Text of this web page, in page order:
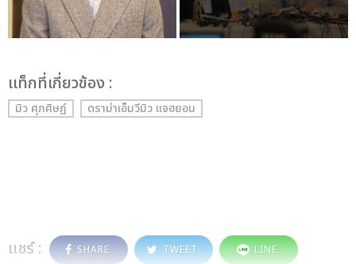
เเท็กที่เกี่ยวข้อง :
มิว ศุภศิษฏ์ ดราม่าเอ็มวีมิว แจฮยอน
แชร์ : SHARE TWEET LINE